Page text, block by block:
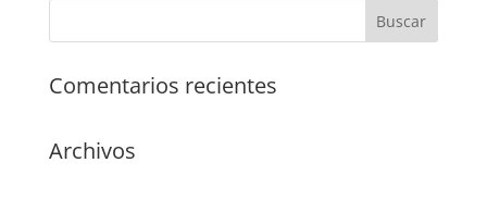
Comentarios recientes
Archivos